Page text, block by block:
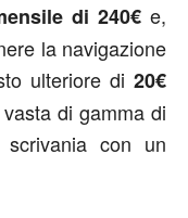
di 240€ e,
la navigazione
ulteriore di 20€
di gamma di
con un